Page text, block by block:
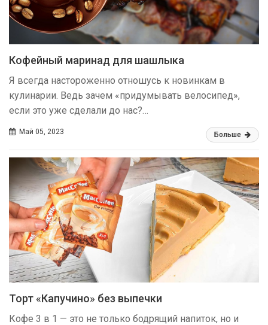
Кофейный маринад для шашлыка
Я всегда настороженно отношусь к новинкам в
кулинарии. Ведь зачем «придумывать велосипед»,
если это уже сделали до нас?…
Май 05, 2023 Больше
Торт «Капучино» без выпечки
Кофе 3 в 1 — это не только бодрящий напиток, но и